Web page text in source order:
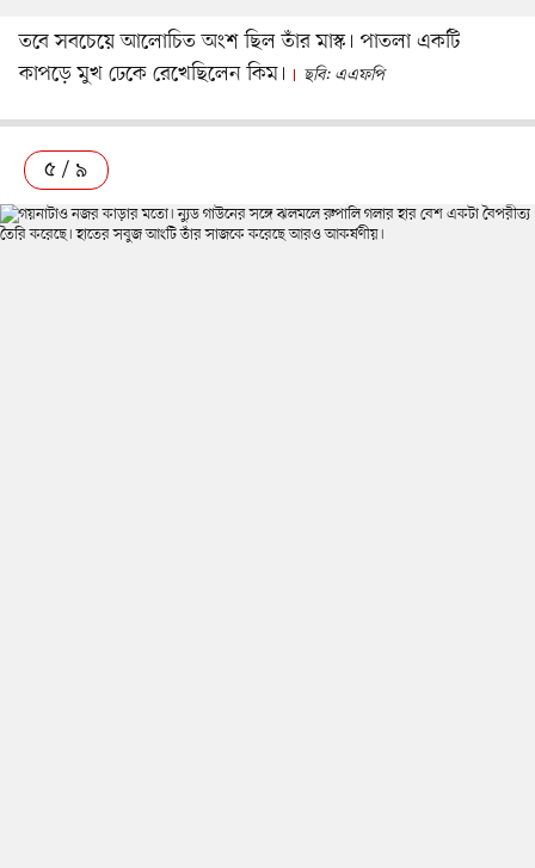
তবে সবচেয়ে আলোচিত অংশ ছিল তাঁর মাস্ক। পাতলা একটি
কাপড়ে মুখ ঢেকে রেখেছিলেন কিম।
ছবি: এএফপি
৫ / ৯